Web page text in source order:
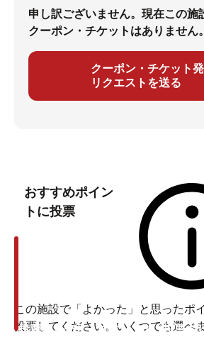
申し訳ございません。現在この施
クーポン・チケットはありません。
クーポン・チケット
リクエストを送る
おすすめポイン
トに投票
この施設で「よかった」と思ったポ
投票してください。いくつでも選べ
投票ありがとうございます 投票あ